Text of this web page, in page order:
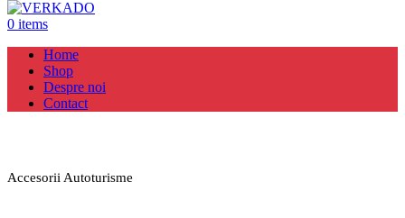
0 items
Home
Shop
Despre noi
Contact
Accesorii Autoturisme